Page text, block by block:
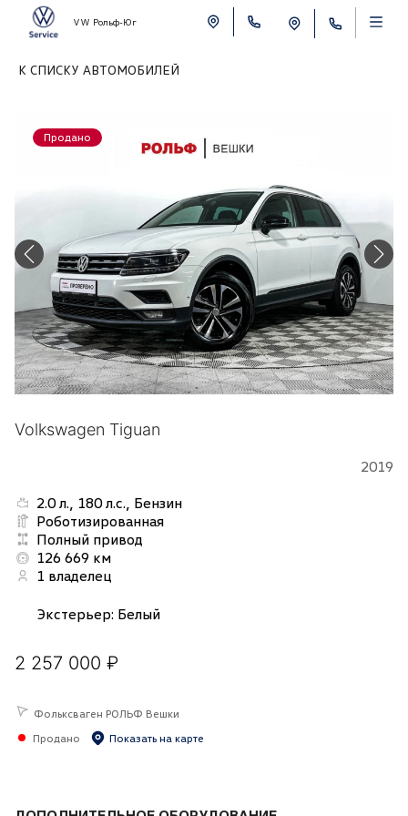
VW Рольф-Юг
К СПИСКУ АВТОМОБИЛЕЙ
Продано
Volkswagen Tiguan
2019
2.0 л., 180 л.с., Бензин
Роботизированная
Полный привод
126 669 км
1 владелец
Экстерьер: Белый
2 257 000 ₽
Фольксваген РОЛЬФ Вешки
Продано
Показать на карте